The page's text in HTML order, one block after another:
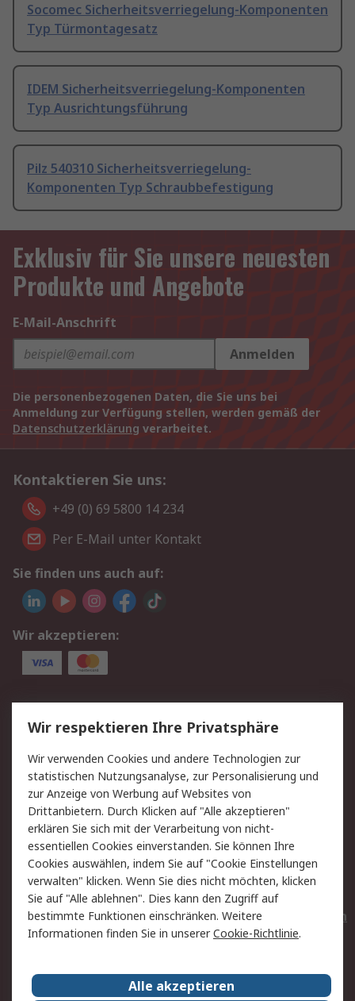
Socomec Sicherheitsverriegelung-Komponenten
Typ Türmontagesatz
IDEM Sicherheitsverriegelung-Komponenten
Typ Ausrichtungsführung
Pilz 540310 Sicherheitsverriegelung-
Komponenten Typ Schraubbefestigung
Exklusiv für Sie unsere neuesten
Produkte und Angebote
E-Mail-Anschrift
Anmelden
Die personenbezogenen Daten, die Sie uns bei
Anmeldung zur Verfügung stellen, werden gemäß der
Datenschutzerklärung verarbeitet.
Kontaktieren Sie uns:
+49 (0) 69 5800 14 234
Per E-Mail unter Kontakt
Sie finden uns auch auf:
Wir akzeptieren:
Service
Value Added Services
Lieferlösungen
Rücksendungen
Kontakt
Hilfe
Privatkunden
Rechtliches
AGB
Datenschutz
Cookie-Richtlinie
Zahlungsbedingungen
Copyright/Impressum
Entsorgung
Elektrogeräte/Batterien
RS weltweit
Wir respektieren Ihre Privatsphäre
Wir verwenden Cookies und andere Technologien zur
statistischen Nutzungsanalyse, zur Personalisierung und
zur Anzeige von Werbung auf Websites von
Drittanbietern. Durch Klicken auf "Alle akzeptieren"
erklären Sie sich mit der Verarbeitung von nicht-
essentiellen Cookies einverstanden. Sie können Ihre
Cookies auswählen, indem Sie auf "Cookie Einstellungen
verwalten" klicken. Wenn Sie dies nicht möchten, klicken
Sie auf "Alle ablehnen". Dies kann den Zugriff auf
bestimmte Funktionen einschränken. Weitere
Informationen finden Sie in unsererCookie-Richtlinie.
Alle akzeptieren